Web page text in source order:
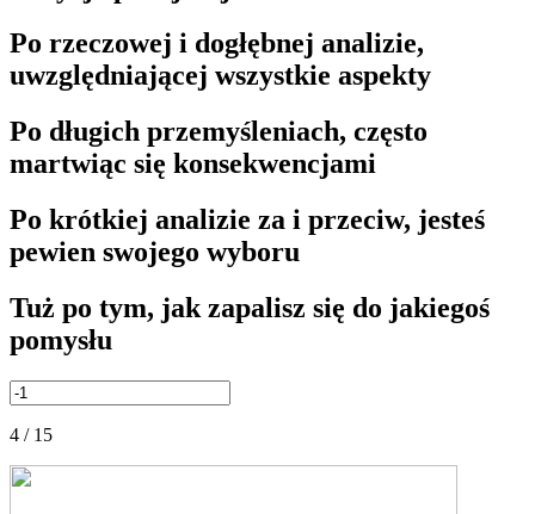
Po rzeczowej i dogłębnej analizie,
uwzględniającej wszystkie aspekty
Po długich przemyśleniach, często
martwiąc się konsekwencjami
Po krótkiej analizie za i przeciw, jesteś
pewien swojego wyboru
Tuż po tym, jak zapalisz się do jakiegoś
pomysłu
4 / 15